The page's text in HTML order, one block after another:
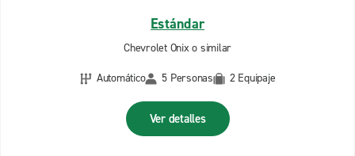
Estándar
Chevrolet Onix o similar
Automático
5 Personas 2 Equipaje
Ver detalles